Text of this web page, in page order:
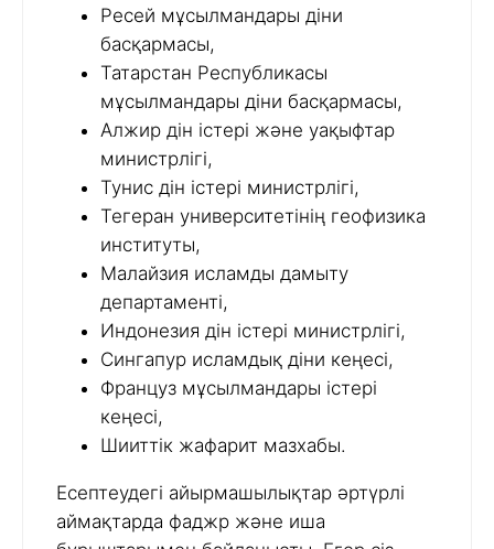
Ресей мұсылмандары діни
басқармасы,
Татарстан Республикасы
мұсылмандары діни басқармасы,
Алжир дін істері және уақыфтар
министрлігі,
Тунис дін істері министрлігі,
Тегеран университетінің геофизика
институты,
Малайзия исламды дамыту
департаменті,
Индонезия дін істері министрлігі,
Сингапур исламдық діни кеңесі,
Француз мұсылмандары істері
кеңесі,
Шииттік жафарит мазхабы.
Есептеудегі айырмашылықтар әртүрлі
аймақтарда фаджр және иша